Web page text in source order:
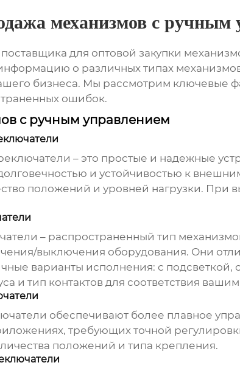
механизмов с ручным
для оптовой закупки
о различных типах
бизнеса. Мы рассмотрим ключевые
ошибок.
с ручным управлением
– это простые и надежные
и устойчивостью к
положений и уровней нагрузки.
– распространенный тип
выключения оборудования. Они
варианты исполнения: с
и тип контактов для соответствия
обеспечивают более плавное
требующих точной
положений и типа крепления.